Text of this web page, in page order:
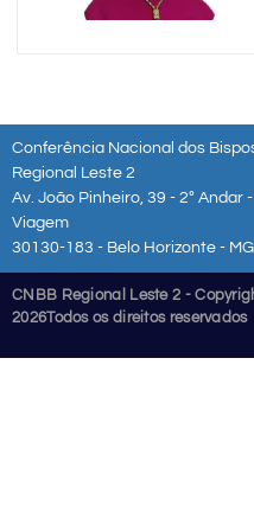
Conferência Nacional dos
Regional Leste 2
Av. João Pinheiro, 39 - 2º Andar
Viagem
30130-183 - Belo Horizonte - MG
CNBB Regional Leste 2 -
2026Todos os direitos reservados